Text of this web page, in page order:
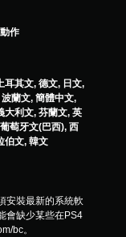
作
耳其文, 德文, 日文,
蘭文, 簡體中文,
大利文, 芬蘭文, 英
萄牙文(巴西), 西
伯文, 韓文
安裝最新的系統軟
會缺少某些在PS4
bc。